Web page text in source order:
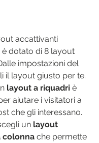
accattivanti
è dotato di 8 layout
impostazioni del
il layout giusto per te.
layout a riquadri è
aiutare i visitatori a
che gli interessano.
un layout
colonna che permette